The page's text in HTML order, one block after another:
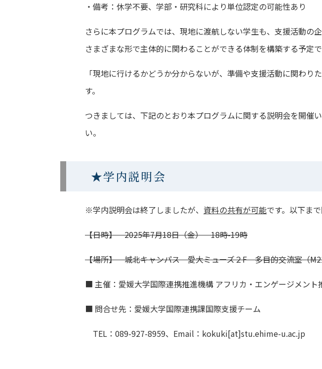
・備考：休学不要、学部・研究科により単位認定の可能性あり
さらに本プログラムでは、現地に渡航しない学生も、支援活動の
さまざまな形で主体的に関わることができる体制を構築する予定で
「現地に行けるかどうか分からないが、準備や支援活動に関わり
す。
つきましては、下記のとおり本プログラムに関する説明会を開催
い。
★学内説明会
※学内説明会は終了しましたが、 資料の共有が可能です。以下ま
【日時】 2025年7月18日（金） 18時-19時
【場所】 城北キャンパス 愛大ミューズ２F 多目的交流室（
■ 主催：愛媛大学国際連携推進機構 アフリカ・エンゲージメント
■ 問合せ先：愛媛大学国際連携課国際支援チーム
TEL：089-927-8959、Email：kokuki[at]stu.ehime-u.ac.jp​